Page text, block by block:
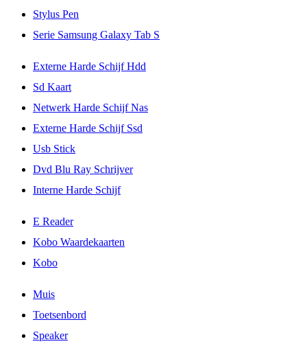
Stylus Pen
Serie Samsung Galaxy Tab S
Externe Harde Schijf Hdd
Sd Kaart
Netwerk Harde Schijf Nas
Externe Harde Schijf Ssd
Usb Stick
Dvd Blu Ray Schrijver
Interne Harde Schijf
E Reader
Kobo Waardekaarten
Kobo
Muis
Toetsenbord
Speaker